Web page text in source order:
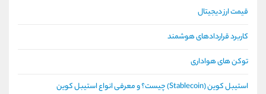
قیمت ارز دیجیتال
کاربرد قراردادهای هوشمند
توکن های هواداری
استیبل کوین (Stablecoin) چیست؟ و معرفی انواع استیبل کوین